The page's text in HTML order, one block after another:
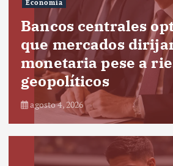
Economía
Bancos centrales
que mercados
monetaria pese a
geopolíticos
agosto 4, 2026